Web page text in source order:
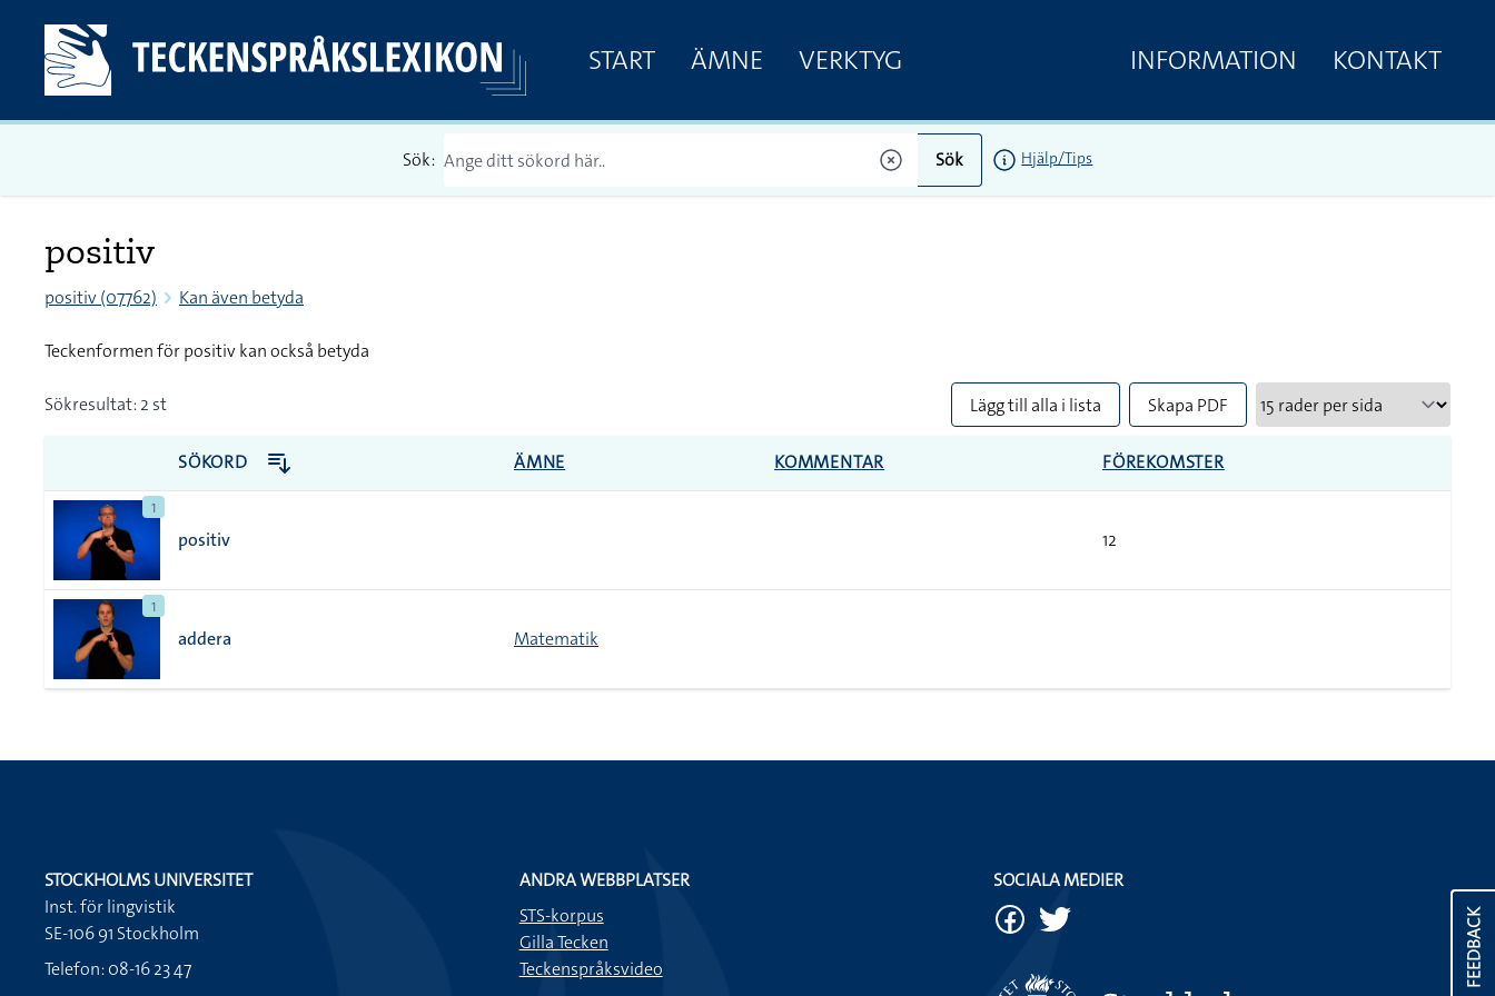
START ÄMNE VERKTYG INFORMATION KONTAKT
Sök: Sök Hjälp/Tips
positiv
positiv (07762) Kan även betyda
Teckenformen för positiv kan också betyda
Sökresultat: 2 st Lägg till alla i lista Skapa PDF
SÖKORD ÄMNE KOMMENTAR FÖREKOMSTER
1
positiv 12
1
addera Matematik
FEEDBACK
STOCKHOLMS UNIVERSITET
Inst. för lingvistik
SE-106 91 Stockholm
Telefon: 08-16 23 47
ANDRA WEBBPLATSER
STS-korpus
Gilla Tecken
Teckenspråksvideo
SOCIALA MEDIER